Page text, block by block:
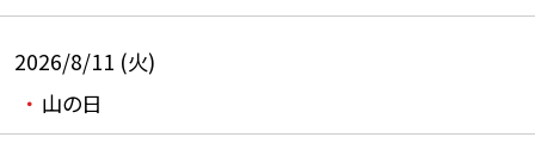
2026/8/11 (火)
山の日